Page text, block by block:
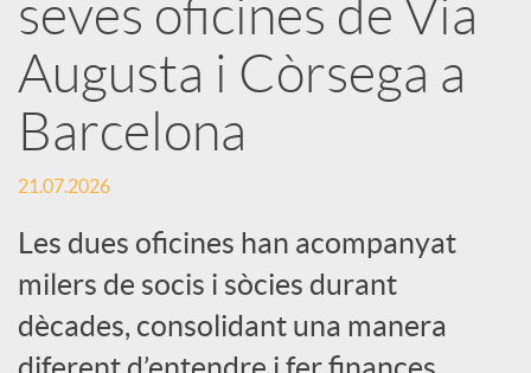
c
a
d
o
seves oficines de Via
Augusta i Còrsega a
Barcelona
21.07.2026
Les dues oficines han acompanyat
milers de socis i sòcies durant
dècades, consolidant una manera